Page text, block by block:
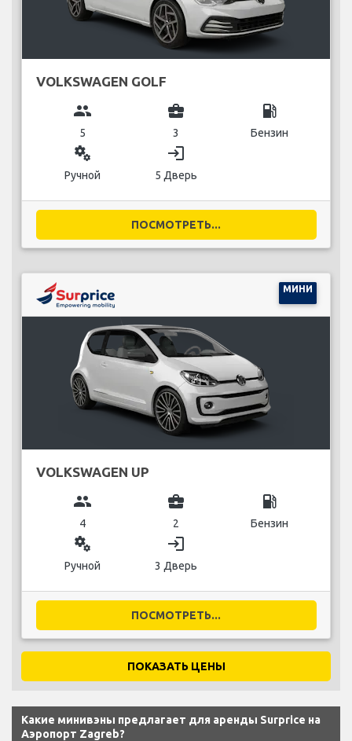
VOLKSWAGEN GOLF
group
5
business_center
3
local_gas_station
Бензин
miscellaneous_services
Ручной
login
5 Дверь
ПОСМОТРЕТЬ...
МИНИ
VOLKSWAGEN UP
group
4
business_center
2
local_gas_station
Бензин
miscellaneous_services
Ручной
login
3 Дверь
ПОСМОТРЕТЬ...
ПОКАЗАТЬ ЦЕНЫ
Какие минивэны предлагает для аренды Surprice на
Аэропорт Zagreb?